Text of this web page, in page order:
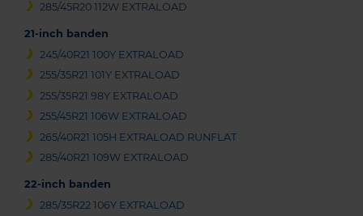
285/45R20 112W EXTRALOAD
21-inch banden
245/40R21 100Y EXTRALOAD
255/35R21 101Y EXTRALOAD
255/35R21 98Y EXTRALOAD
255/45R21 106W EXTRALOAD
265/40R21 105H EXTRALOAD RUNFLAT
285/40R21 109W EXTRALOAD
22-inch banden
285/35R22 106Y EXTRALOAD